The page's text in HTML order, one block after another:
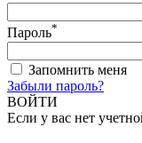
Пароль*
Запомнить меня
Забыли пароль?
ВОЙТИ
Если у вас нет